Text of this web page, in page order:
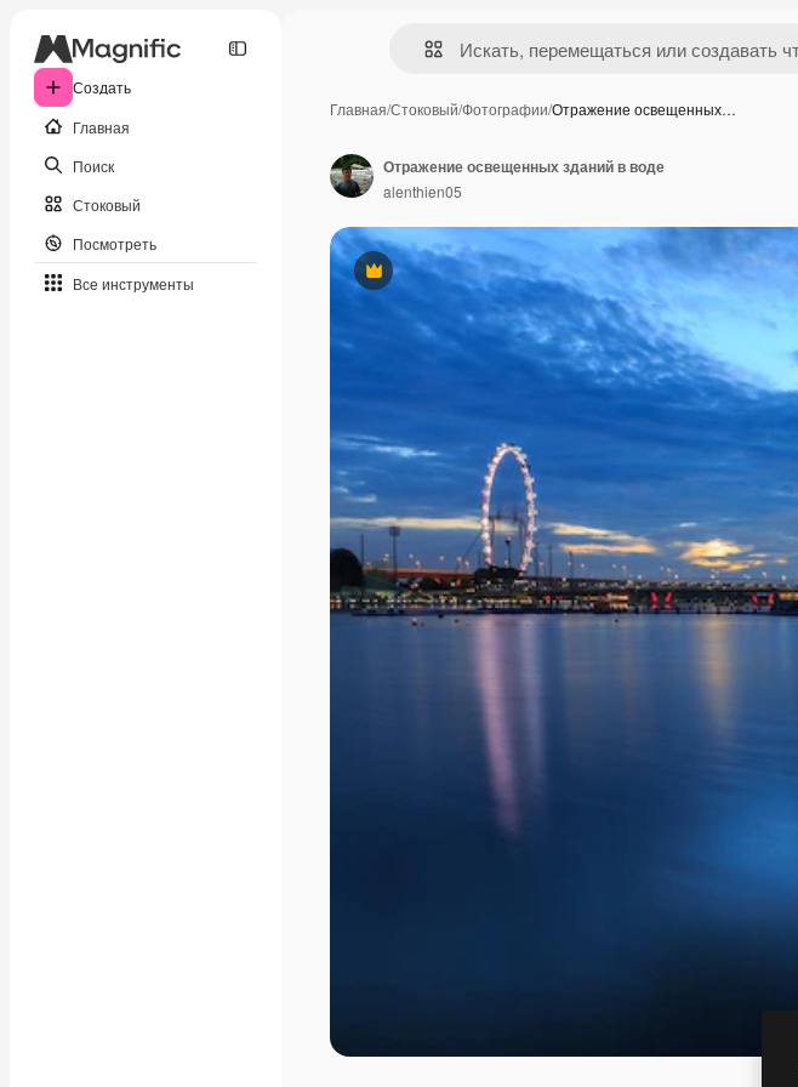
Создать
Главная
Поиск
Стоковый
Посмотреть
Все инструменты
Главная/Стоковый/Фотографии/Отражение освещенных…
Премиум
Отражение освещенных зданий в воде
alenthien05